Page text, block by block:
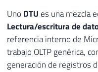
Uno DTU es una mezcla
Lectura/escritura de
referencia interno de
trabajo OLTP genérica,
generación de registros